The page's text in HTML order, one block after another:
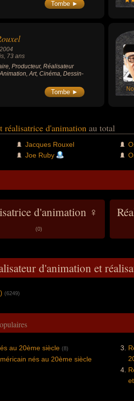
Tombe ►
2004
, 73 ans
Producteur, Réalisateur
Art, Cinéma, Dessin-
Tombe ►
réalisatrice d'animation au total
Jacques Rouxel
Joe Ruby
d'animation ♀
(0)
d'animation et
(6249)
au 20ème siècle (8)
nés au 20ème siècle